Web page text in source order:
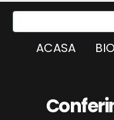
ACASA